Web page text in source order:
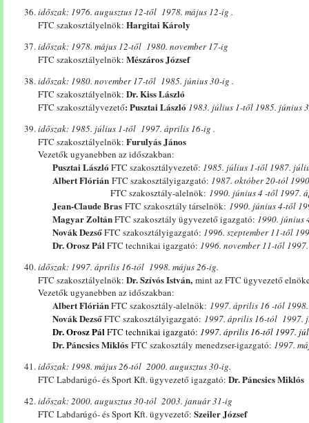
időszak: 1976. augusztus 12-től 1978. május 12-ig .
FTC szakosztályelnök: Hargitai Károly
időszak: 1978. május 12-től 1980. november 17-ig
FTC szakosztályelnök: Mészáros József
időszak: 1980. november 17-től 1985. június 30-ig .
FTC szakosztályelnök: Dr. Kiss László
FTC szakosztályvezető: Pusztai László 1983. július 1-től 1985. június
időszak: 1985. július 1-től 1997. április 16-ig .
FTC szakosztályelnök: Furulyás János
Vezetők ugyanebben az időszakban:
Pusztai László FTC szakosztályvezető: 1985. július 1-től 1987.
Albert Flórián FTC szakosztályigazgató: 1987. október 20-tól
FTC szakosztály-alelnök: 1990. június 4 -től 1997.
Jean-Claude Bras FTC szakosztály társelnök: 1990. június 4-től
Magyar ZoltánFTC szakosztály ügyvezető igazgató: 1990. június
Novák DezsőFTC szakosztályigazgató: 1996. szeptember 11-től
Dr. Orosz PálFTC technikai igazgató: 1996. november 11-től
időszak: 1997. április 16-tól 1998. május 26-ig.
FTC szakosztályelnök: Dr. Szívós István, mint az FTC ügyvezető
Vezetők ugyanebben az időszakban:
Albert FlóriánFTC szakosztály-alelnök: 1997. április 16 -tól
Novák DezsőFTC szakosztályigazgató: 1997. április 16-tól 1997.
Dr. Orosz PálFTC technikai igazgató: 1997. április 16-től 1997.
Dr. Páncsics Miklós FTC szakosztály menedzser-igazgató: 1997.
időszak: 1998. május 26-tól 2000. augusztus 30-ig.
FTC Labdarúgó- és Sport Kft. ügyvezető igazgató: Dr. Páncsics Miklós
időszak: 2000. augusztus 30-tól 2003. január 31-ig
FTC Labdarúgó- és Sport Kft. ügyvezető: Szeiler József